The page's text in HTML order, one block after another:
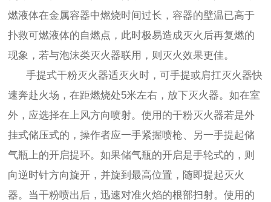
燃液体在金属容器中燃烧时间过长，容器的壁温已高于
扑救可燃液体的自燃点，此时极易造成灭火后再复燃的
现象，若与泡沫类灭火器联用，则灭火效果更佳。
手提式干粉灭火器适灭火时，可手提或肩扛灭火器快
速奔赴火场，在距燃烧处5米左右，放下灭火器。如在室
外，应选择在上风方向喷射。使用的干粉灭火器若是外
挂式储压式的，操作者应一手紧握喷枪、另一手提起储
气瓶上的开启提环。如果储气瓶的开启是手轮式的，则
向逆时针方向旋开，并旋到最高位置，随即提起灭火
器。当干粉喷出后，迅速对准火焰的根部扫射。使用的